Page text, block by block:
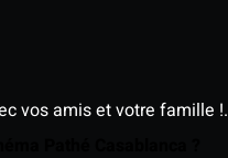
vos amis et votre famille !.